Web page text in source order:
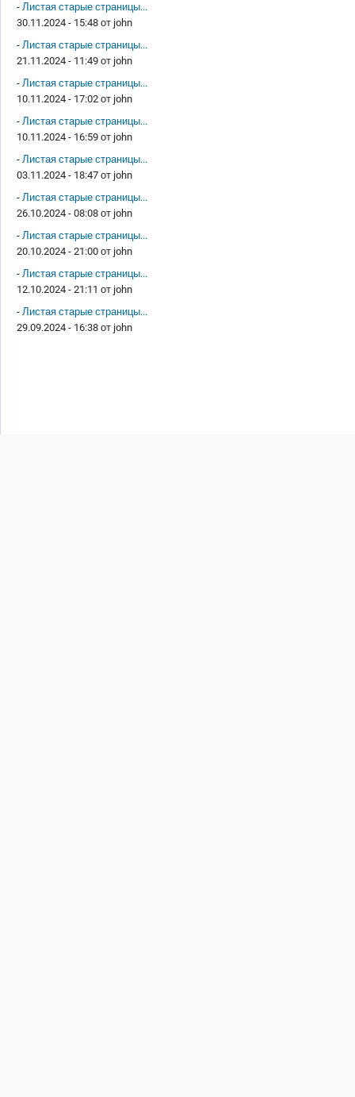
- Листая старые страницы...
30.11.2024 - 15:48 от john
- Листая старые страницы...
21.11.2024 - 11:49 от john
- Листая старые страницы...
10.11.2024 - 17:02 от john
- Листая старые страницы...
10.11.2024 - 16:59 от john
- Листая старые страницы...
03.11.2024 - 18:47 от john
- Листая старые страницы...
26.10.2024 - 08:08 от john
- Листая старые страницы...
20.10.2024 - 21:00 от john
- Листая старые страницы...
12.10.2024 - 21:11 от john
- Листая старые страницы...
29.09.2024 - 16:38 от john